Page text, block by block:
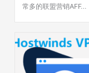
常多的联盟营销AFF...